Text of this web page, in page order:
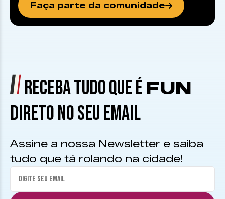
Faça parte da comunidade
RECEBA TUDO QUE É FUN
DIRETO NO SEU EMAIL
Assine a nossa Newsletter e saiba
tudo que tá rolando na cidade!